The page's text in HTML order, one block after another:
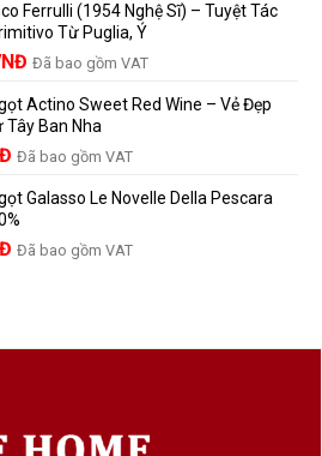
vang
nên
biết
Thành
tại
là:
450.000 VNĐ.
Ferrulli (1954 Nghệ Sĩ) – Tuyệt Tác
Từ Puglia, Ý
Giá
tại
là:
1.390.000 VNĐ.
Đã bao gồm VAT
Actino Sweet Red Wine – Vẻ Đẹp
Tây Ban Nha
Đã bao gồm VAT
Galasso Le Novelle Della Pescara
Đã bao gồm VAT